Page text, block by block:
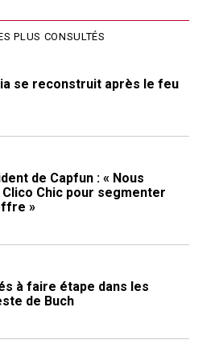
PLUS CONSULTÉS
se reconstruit après le feu
de Capfun : « Nous
Chic pour segmenter
»
à faire étape dans les
de Buch